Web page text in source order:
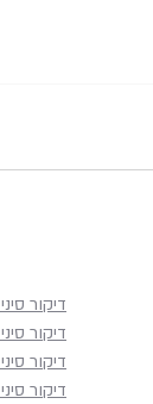
בתל אביב:
יבש,
שמחמיר בשכיבה
דיקור
דיקור
דיקור
דיקור